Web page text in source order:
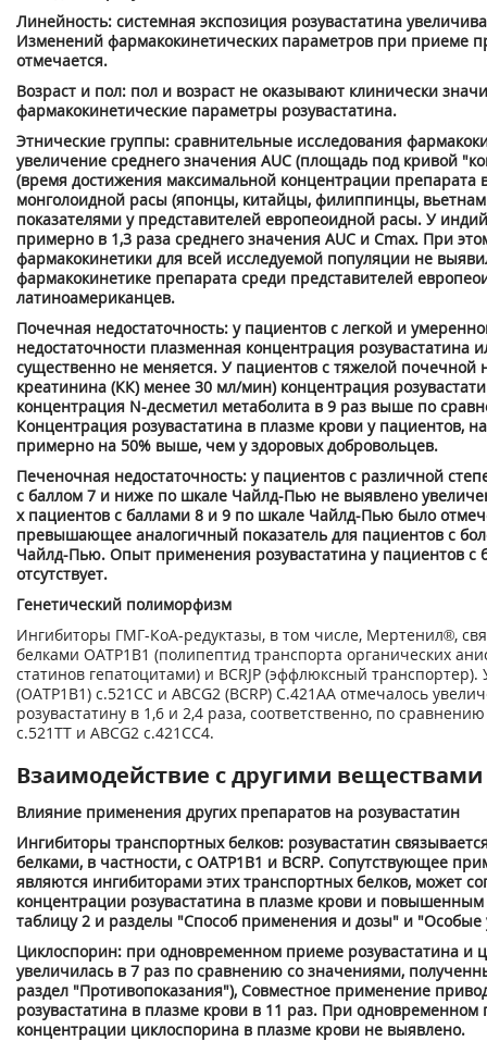
Линейность: системная экспозиция розувастатина
Изменений фармакокинетических параметров при приеме
отмечается.
Возраст и пол: пол и возраст не оказывают клинически
фармакокинетические параметры розувастатина.
Этнические группы: сравнительные исследования
увеличение среднего значения AUC (площадь под кривой
(время достижения максимальной концентрации препарата
монголоидной расы (японцы, китайцы, филиппинцы,
показателями у представителей европеоидной расы. У
примерно в 1,3 раза среднего значения AUC и Сmах. При
фармакокинетики для всей исследуемой популяции не
фармакокинетике препарата среди представителей
латиноамериканцев.
Почечная недостаточность: у пациентов с легкой и
недостаточности плазменная концентрация розувастатина
существенно не меняется. У пациентов с тяжелой почечной
креатинина (КК) менее 30 мл/мин) концентрация
концентрация N-десметил метаболита в 9 раз выше по
Концентрация розувастатина в плазме крови у пациентов,
примерно на 50% выше, чем у здоровых добровольцев.
Печеночная недостаточность: у пациентов с различной
с баллом 7 и ниже по шкале Чайлд-Пью не выявлено
х пациентов с баллами 8 и 9 по шкале Чайлд-Пью было
превышающее аналогичный показатель для пациентов с
Чайлд-Пью. Опыт применения розувастатина у пациентов
отсутствует.
Генетический полиморфизм
Ингибиторы ГМГ-КоА-редуктазы, в том числе, Мертенил®,
белками ОАТР1В1 (полипептид транспорта органических
статинов гепатоцитами) и BCRJP (эффлюксный транспортер).
(ОАТР1В1) с.521СС и ABCG2 (BCRP) С.421АА отмечалось
розувастатину в 1,6 и 2,4 раза, соответственно, по
с.521TT и ABCG2 с.421СС4.
Взаимодействие с другими веществами
Влияние применения других препаратов на розувастатин
Ингибиторы транспортных белков: розувастатин
белками, в частности, с ОАТР1В1 и BCRP. Сопутствующее
являются ингибиторами этих транспортных белков, может
концентрации розувастатина в плазме крови и
таблицу 2 и разделы "Способ применения и дозы" и "Особые
Циклоспорин: при одновременном приеме розувастатина и
увеличилась в 7 раз по сравнению со значениями,
раздел "Противопоказания"), Совместное применение
розувастатина в плазме крови в 11 раз. При
концентрации циклоспорина в плазме крови не выявлено.